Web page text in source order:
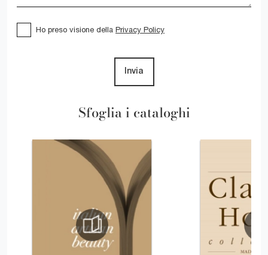
Sfoglia i cataloghi
Ho preso visione della Privacy Policy
Invia